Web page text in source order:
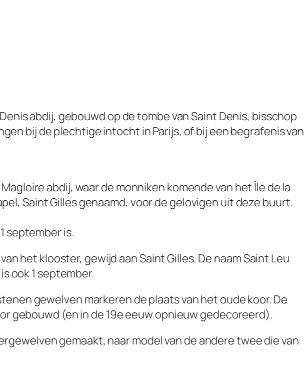
abdij, gebouwd op de tombe van Saint Denis, bisschop
bij de plechtige intocht in Parijs, of bij een begrafenis van
abdij, waar de monniken komende van het Île de la
Saint Gilles genaamd, voor de gelovigen uit deze buurt.
september is.
het klooster, gewijd aan Saint Gilles. De naam Saint Leu
ook 1 september.
gewelven markeren de plaats van het oude koor. De
gebouwd (en in de 19e eeuw opnieuw gedecoreerd).
gemaakt, naar model van de andere twee die van